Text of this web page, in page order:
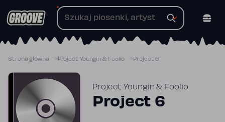
do
Strona główna Project Youngin & Foolio Project 6
Project Youngin & Foolio
Project 6